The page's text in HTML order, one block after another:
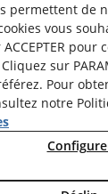
participa en el
de persones en
vulnerabilitat,
Servei Públic
del Fons
permettent de
vous
pour
sur
Pour
notre